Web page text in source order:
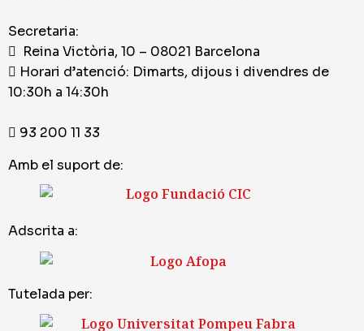
Secretaria:
Reina Victòria, 10 – 08021 Barcelona
Horari d’atenció: Dimarts, dijous i divendres de
10:30h a 14:30h
93 200 11 33
Amb el suport de:
Adscrita a:
Tutelada per: